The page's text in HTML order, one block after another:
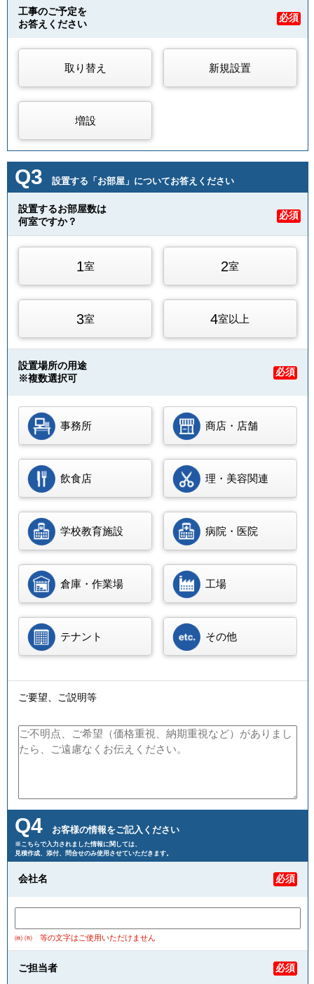
工事のご予定を
お答えください
必須
取り替え 新規設置
増設
Q3 設置する「お部屋」についてお答えください
設置するお部屋数は
何室ですか？
必須
1室 2室
3室 4室以上
設置場所の用途
※複数選択可
必須
事務所 商店・店舗
飲食店 理・美容関連
学校教育施設 病院・医院
倉庫・作業場 工場
テナント その他
ご要望、ご説明等
Q4 お客様の情報をご記入ください
※こちらで入力されました情報に関しては、
見積作成、添付、問合せのみ使用させていただきます。
会社名 必須
㈱ ㈲ 等の文字はご使用いただけません
ご担当者 必須